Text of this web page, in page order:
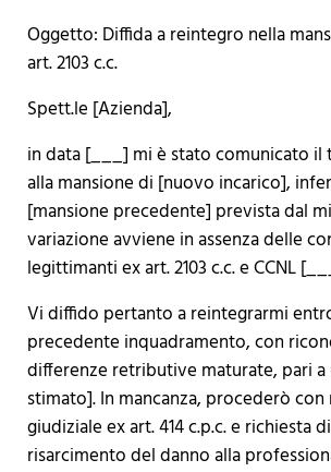
Oggetto: Diffida a reintegro nella
art. 2103 c.c.
Spett.le [Azienda],
in data [___] mi è stato comunicato il
alla mansione di [nuovo incarico],
[mansione precedente] prevista dal
variazione avviene in assenza delle
legittimanti ex art. 2103 c.c. e CCNL
Vi diffido pertanto a reintegrarmi
precedente inquadramento, con
differenze retributive maturate, pari
stimato]. In mancanza, procederò
giudiziale ex art. 414 c.p.c. e richiesta
risarcimento del danno alla